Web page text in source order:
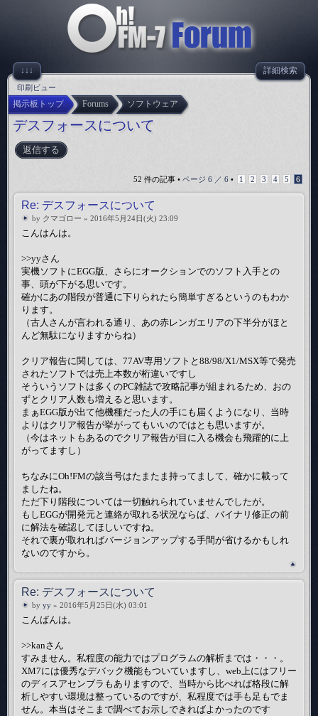
↓↓↓ 詳細検索
印刷ビュー
掲示板トップ Forums ソフトウェア
デスフォースについて
返信する
52 件の記事 • ページ 6 ／ 6 • 1 2 3 4 5 6
Re: デスフォースについて
by クマゴロー » 2016年5月24日(火) 23:09
こんはんは。
>>yyさん
実機ソフトにEGG版、さらにオークションでのソフト入手との
事、頭が下がる思いです。
確かにあの階段が普通に下りられたら簡単すぎるというのもわか
ります。
（古人さんが言われる通り、あの赤レンガエリアの下半分がほと
んど無駄になりますからね）
クリア報告に関しては、77AV専用ソフトと88/98/X1/MSX等で発売
されたソフトでは売上本数が桁違いですし
そういうソフトは多くのPC雑誌で攻略記事が組まれるため、おの
ずとクリア人数も増えると思います。
まぁEGG版が出て他機種だった人の手にも届くようになり、当時
よりはクリア報告が挙がってもいいのではとも思いますが。
（今はネットもあるのでクリア報告が目に入る機会も飛躍的に上
がってますし）
ちなみにOh!FMの該当号はたまたま持ってまして、確かに載って
ましたね。
ただ下り階段については一切触れられていませんでしたが。
もしEGGが開発元と連絡が取れる状況ならば、バイナリ修正の前
に解法を確認してほしいですね。
それで裏が取れればバージョンアップする手間が省けるかもしれ
ないのですから。
Re: デスフォースについて
by yy » 2016年5月25日(水) 03:01
こんばんは。
>>kanさん
すみません。私程度の能力ではプログラムの解析までは・・・。
XM7には優秀なデバック機能もついていますし、web上にはフリー
のディスアセンブラもありますので、当時から比べれば格段に解
析しやすい環境は整っているのですが、私程度では手も足もでま
せん。本当はそこまで調べてお示しできればよかったのです